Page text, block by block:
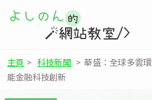
主頁 > 科技新聞 > 華盛：全球多雲
能金融科技創新